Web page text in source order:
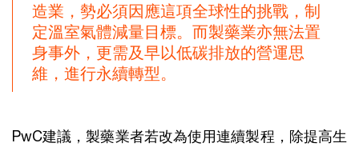
造業，勢必須因應這項全球性的挑戰，制
定溫室氣體減量目標。而製藥業亦無法置
身事外，更需及早以低碳排放的營運思
維，進行永續轉型。
PwC建議，製藥業者若改為使用連續製程，除提高生